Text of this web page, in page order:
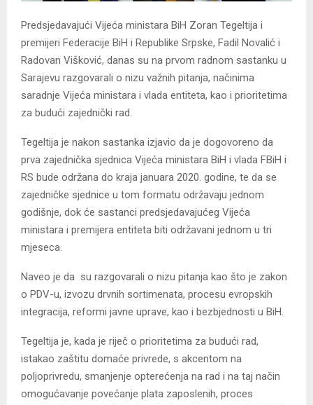
Predsjedavajući Vijeća ministara BiH Zoran Tegeltija i
premijeri Federacije BiH i Republike Srpske, Fadil Novalić i
Radovan Višković, danas su na prvom radnom sastanku u
Sarajevu razgovarali o nizu važnih pitanja, načinima
saradnje Vijeća ministara i vlada entiteta, kao i prioritetima
za budući zajednički rad.
Tegeltija je nakon sastanka izjavio da je dogovoreno da
prva zajednička sjednica Vijeća ministara BiH i vlada FBiH i
RS bude održana do kraja januara 2020. godine, te da se
zajedničke sjednice u tom formatu održavaju jednom
godišnje, dok će sastanci predsjedavajućeg Vijeća
ministara i premijera entiteta biti održavani jednom u tri
mjeseca.
Naveo je da su razgovarali o nizu pitanja kao što je zakon
o PDV-u, izvozu drvnih sortimenata, procesu evropskih
integracija, reformi javne uprave, kao i bezbjednosti u BiH.
Tegeltija je, kada je riječ o prioritetima za budući rad,
istakao zaštitu domaće privrede, s akcentom na
poljoprivredu, smanjenje opterećenja na rad i na taj način
omogućavanje povećanje plata zaposlenih, proces